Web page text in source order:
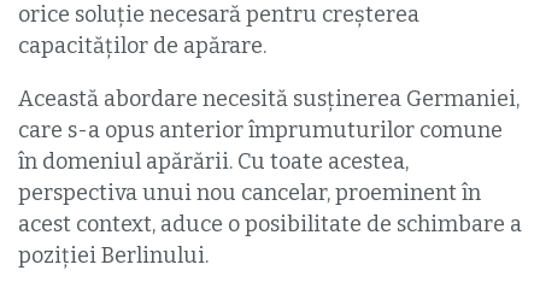
orice soluţie necesară pentru creşterea
capacităţilor de apărare.
Această abordare necesită susţinerea Germaniei,
care s-a opus anterior împrumuturilor comune
în domeniul apărării. Cu toate acestea,
perspectiva unui nou cancelar, proeminent în
acest context, aduce o posibilitate de schimbare a
poziţiei Berlinului.